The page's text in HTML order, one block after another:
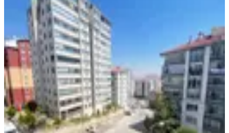
Turan'dan Teleferik Yakını Asansörlü
Manzaralı Arakat 3+1 Daire*
Yenimahalle, Çiğdemtepe Mahallesi
3+1·140 m² 08.08.2026
5.400.000 ₺
Turan EmlakEMRULLAH ŞEKERCİ